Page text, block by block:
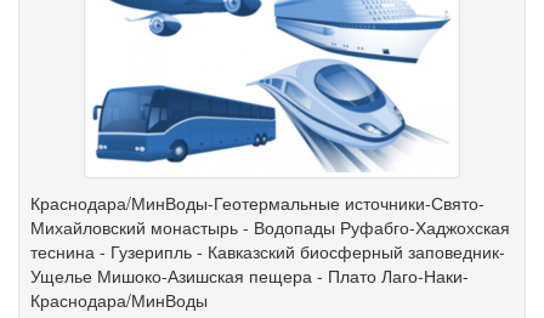
Краснодара/МинВоды-Геотермальные источники-Свято-
Михайловский монастырь - Водопады Руфабго-Хаджохская
теснина - Гузерипль - Кавказский биосферный заповедник-
Ущелье Мишоко-Азишская пещера - Плато Лаго-Наки-
Краснодара/МинВоды